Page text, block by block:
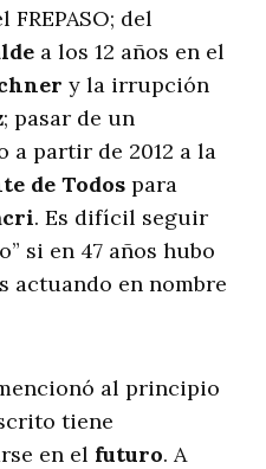
del
a los 12 años en el
y la irrupción
; pasar de un
a partir de 2012 a la
de Todos para
. Es difícil seguir
si en 47 años hubo
actuando en nombre
al principio
tiene
en el futuro. A